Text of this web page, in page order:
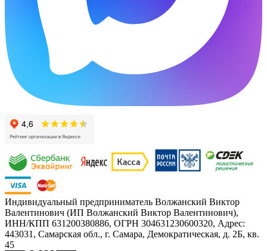
Индивидуальный предприниматель Волжанский Виктор
Валентинович (ИП Волжанский Виктор Валентинович),
ИНН/КПП 631200380886, ОГРН 304631230600320, Адрес:
443031, Самарская обл., г. Самара, Демократическая, д. 2Б, кв.
45